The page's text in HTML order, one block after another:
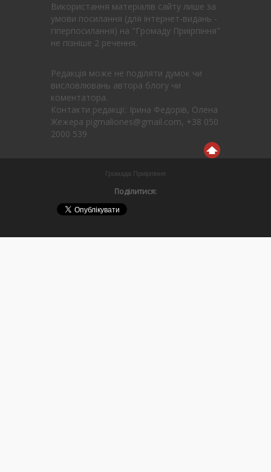
Використання матеріалів сайту лише за
умови посилання (для інтернет-видань -
гіперпосилання) на "Громаду Приірпіння"
не пізніше 2 речення.
Редакція може не поділяти думок чи
висловлювань автора блогу чи
коментатора.
Контакти редакції: Ірина Федорів, Олена
Жежера pigmaliones@gmail.com, +38 050
2000 539
Громада Приірпіння
Поділитися: